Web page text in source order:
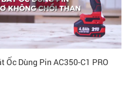
Ốc Dùng Pin AC350-C1 PRO